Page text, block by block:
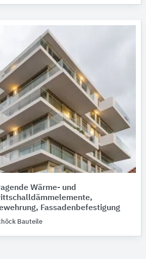
Wärme- und
Fassadenbefestigung
Bauteile